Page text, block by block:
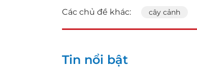
Các chủ đề khác: cây cảnh
Tin nổi bật